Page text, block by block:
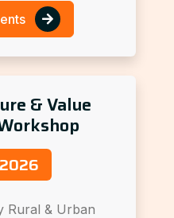
& Value
Rural & Urban